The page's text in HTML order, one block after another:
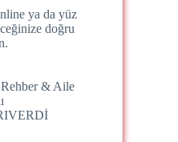
ya da yüz
doğru
& Aile